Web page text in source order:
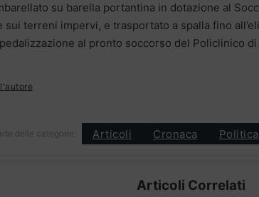
su barella portantina in dotazione al
sui terreni impervi, e trasportato a spalla fino
al pronto soccorso del Policlinico di
delle categorie: Articoli Cronaca Politica
Articoli Correlati